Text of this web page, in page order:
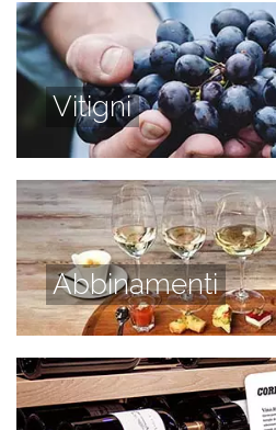
Vitigni
Abbinamenti